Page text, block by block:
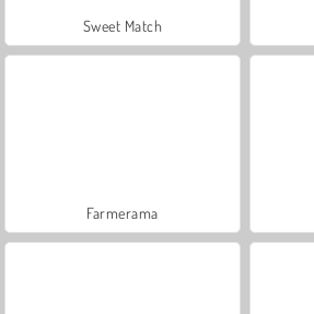
Sweet Match
Farmerama